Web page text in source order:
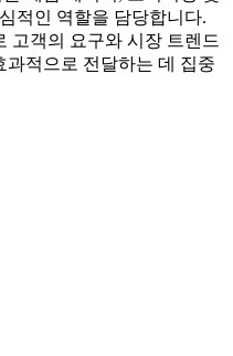
적인 역할을 담당합니다.
고객의 요구와 시장 트렌드
과적으로 전달하는 데 집중